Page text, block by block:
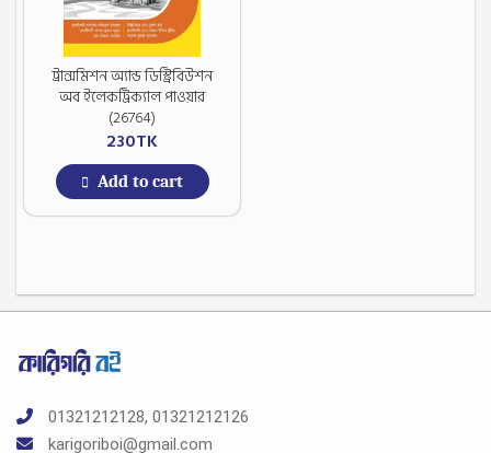
ট্রান্সমিশন অ্যান্ড ডিস্ট্রিবিউশন
অব ইলেকট্রিক্যাল পাওয়ার
(26764)
230TK
Add to cart
01321212128, 01321212126
karigoriboi@gmail.com